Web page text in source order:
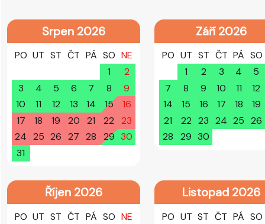
Srpen 2026
PO UT ST ČT PÁ SO NE
1
2
3
4 5 6 7 8
9
10
11 12 13 14 15
16
17
18 19 20 21 22
23
24 25 26 27 28 29 30
31
Září 2026
PO UT ST ČT PÁ SO
1
2 3 4
5
7
8 9 10 11
12
14
15 16 17 18
19
21
22 23 24 25 26
28
29 30
Říjen 2026
PO UT ST ČT PÁ SO NE
Listopad 2026
PO UT ST ČT PÁ SO